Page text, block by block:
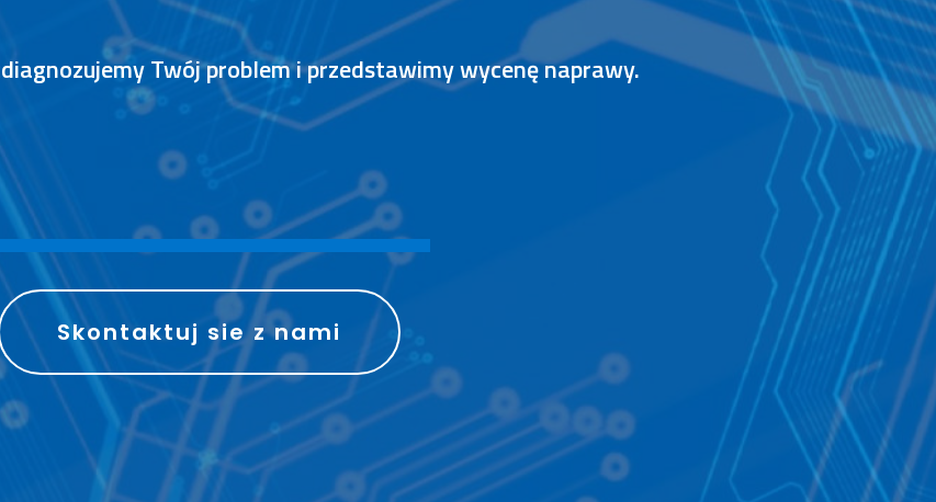
Twój problem i przedstawimy wycenę naprawy.
P AWNIE
Skontaktuj sie z nami